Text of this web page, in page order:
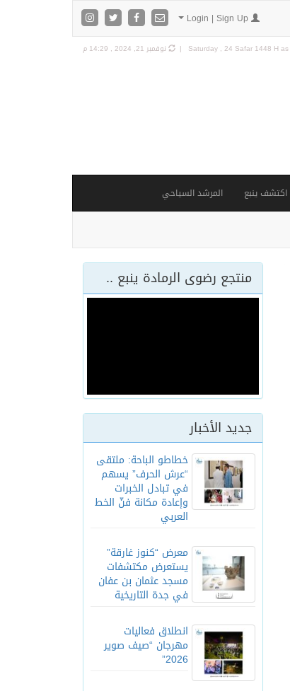
Saturday , 24 Safar 1448 H as نوفمبر 21, 2024 , 14:29 م
اكتشف ينبع المرشد السياحي
منتجع رضوى الرمادة ينبع ..
جديد الأخبار
خطاطو الباحة: ملتقى
“عرش الحرف” يسهم
في تبادل الخبرات
وإعادة مكانة فنّ الخط
العربي
معرض “كنوز غارقة”
يستعرض مكتشفات
مسجد عثمان بن عفان
في جدة التاريخية
انطلاق فعاليات
مهرجان “صيف صوير
2026”